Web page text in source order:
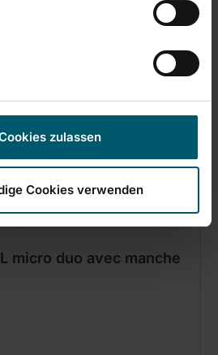
zulassen
Cookies verwenden
micro duo avec manche